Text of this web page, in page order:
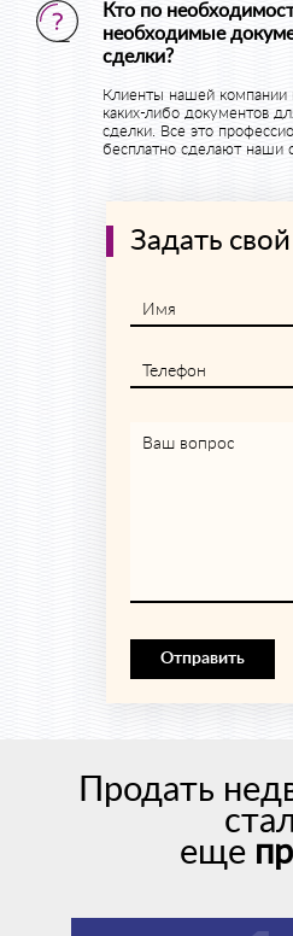
Кто по
необходимые
сделки?
Клиенты нашей
каких-либо документов
сделки. Все это
бесплатно сделают наши
Задать свой
Имя
Телефон
Ваш вопрос
Отправить
Продать
еще